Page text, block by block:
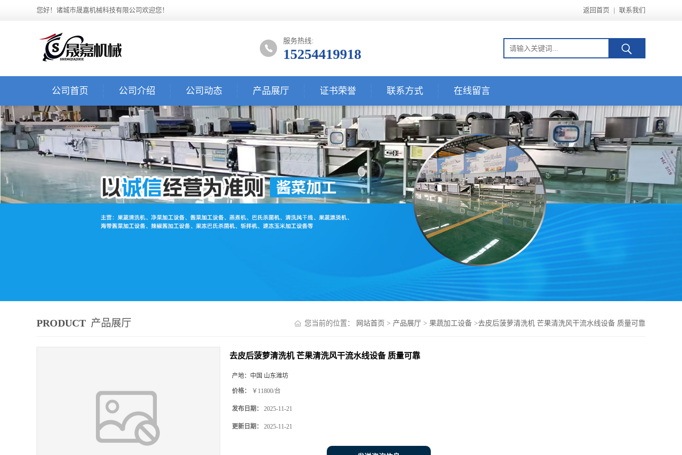
您好！诸城市晟嘉机械科技有限公司欢迎您！ 返回首页 | 联系我们
服务热线:
15254419918
公司首页 公司介绍 公司动态 产品展厅 证书荣誉 联系方式 在线留言
PRODUCT 产品展厅 您当前的位置： 网站首页 > 产品展厅 > 果蔬加工设备 >去皮后菠萝清洗机 芒果清洗风干流水线设备 质量可靠
去皮后菠萝清洗机 芒果清洗风干流水线设备 质量可靠
产地： 中国 山东潍坊
价格： ￥11800/台
发布日期： 2025-11-21
更新日期： 2025-11-21